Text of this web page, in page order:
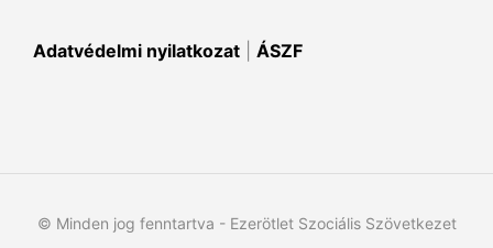
Adatvédelmi nyilatkozat ÁSZF
© Minden jog fenntartva - Ezerötlet Szociális Szövetkezet